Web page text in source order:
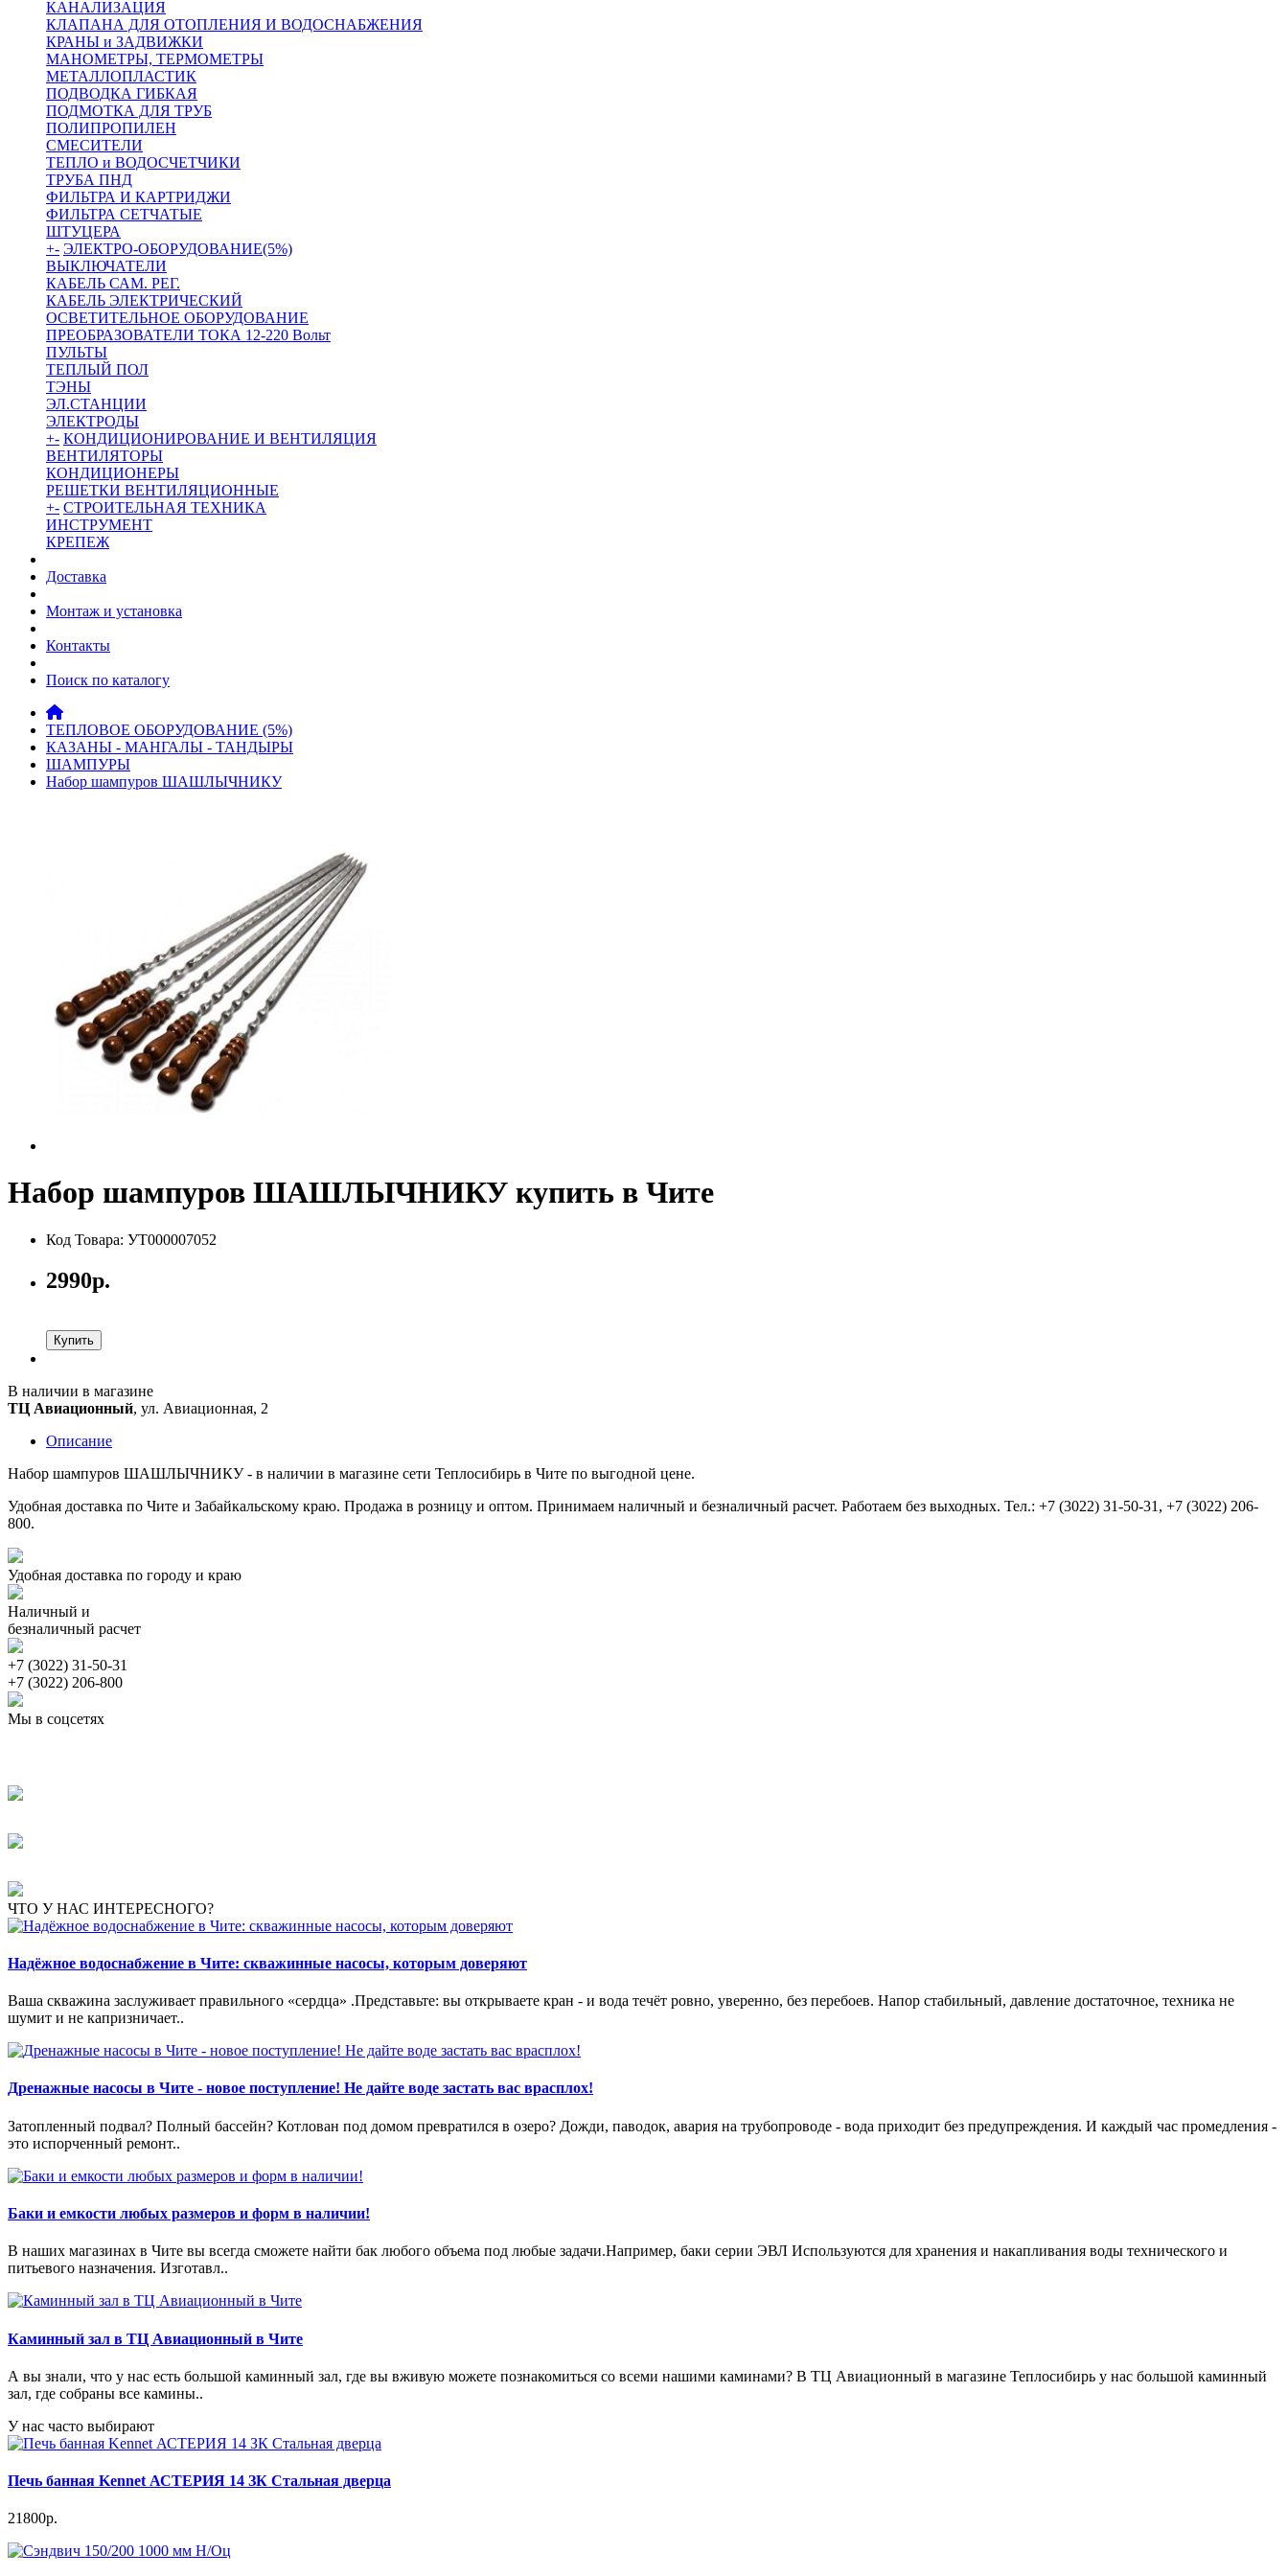
КАНАЛИЗАЦИЯ
КЛАПАНА ДЛЯ ОТОПЛЕНИЯ И ВОДОСНАБЖЕНИЯ
КРАНЫ и ЗАДВИЖКИ
МАНОМЕТРЫ, ТЕРМОМЕТРЫ
МЕТАЛЛОПЛАСТИК
ПОДВОДКА ГИБКАЯ
ПОДМОТКА ДЛЯ ТРУБ
ПОЛИПРОПИЛЕН
СМЕСИТЕЛИ
ТЕПЛО и ВОДОСЧЕТЧИКИ
ТРУБА ПНД
ФИЛЬТРА И КАРТРИДЖИ
ФИЛЬТРА СЕТЧАТЫЕ
ШТУЦЕРА
+- ЭЛЕКТРО-ОБОРУДОВАНИЕ(5%)
ВЫКЛЮЧАТЕЛИ
КАБЕЛЬ САМ. РЕГ.
КАБЕЛЬ ЭЛЕКТРИЧЕСКИЙ
ОСВЕТИТЕЛЬНОЕ ОБОРУДОВАНИЕ
ПРЕОБРАЗОВАТЕЛИ ТОКА 12-220 Вольт
ПУЛЬТЫ
ТЕПЛЫЙ ПОЛ
ТЭНЫ
ЭЛ.СТАНЦИИ
ЭЛЕКТРОДЫ
+- КОНДИЦИОНИРОВАНИЕ И ВЕНТИЛЯЦИЯ
ВЕНТИЛЯТОРЫ
КОНДИЦИОНЕРЫ
РЕШЕТКИ ВЕНТИЛЯЦИОННЫЕ
+- СТРОИТЕЛЬНАЯ ТЕХНИКА
ИНСТРУМЕНТ
КРЕПЕЖ
Доставка
Монтаж и установка
Контакты
Поиск по каталогу
ТЕПЛОВОЕ ОБОРУДОВАНИЕ (5%)
КАЗАНЫ - МАНГАЛЫ - ТАНДЫРЫ
ШАМПУРЫ
Набор шампуров ШАШЛЫЧНИКУ
Набор шампуров ШАШЛЫЧНИКУ купить в Чите
Код Товара: УТ000007052
2990р.
Купить
В наличии в магазине
ТЦ Авиационный, ул. Авиационная, 2
Описание
Набор шампуров ШАШЛЫЧНИКУ - в наличии в магазине сети Теплосибирь в Чите по выгодной цене.
Удобная доставка по Чите и Забайкальскому краю. Продажа в розницу и оптом. Принимаем наличный и безналичный расчет. Работаем без выходных. Тел.: +7 (3022) 31-50-31, +7 (3022) 206-
800.
Удобная доставка по городу и краю
Наличный и
безналичный расчет
+7 (3022) 31-50-31
+7 (3022) 206-800
Мы в соцсетях
ЧТО У НАС ИНТЕРЕСНОГО?
Надёжное водоснабжение в Чите: скважинные насосы, которым доверяют
Ваша скважина заслуживает правильного «сердца» .Представьте: вы открываете кран - и вода течёт ровно, уверенно, без перебоев. Напор стабильный, давление достаточное, техника не
шумит и не капризничает..
Дренажные насосы в Чите - новое поступление! Не дайте воде застать вас врасплох!
Затопленный подвал? Полный бассейн? Котлован под домом превратился в озеро? Дожди, паводок, авария на трубопроводе - вода приходит без предупреждения. И каждый час промедления -
это испорченный ремонт..
Баки и емкости любых размеров и форм в наличии!
В наших магазинах в Чите вы всегда сможете найти бак любого объема под любые задачи.Например, баки серии ЭВЛ Используются для хранения и накапливания воды технического и
питьевого назначения. Изготавл..
Каминный зал в ТЦ Авиационный в Чите
А вы знали, что у нас есть большой каминный зал, где вы вживую можете познакомиться со всеми нашими каминами? В ТЦ Авиационный в магазине Теплосибирь у нас большой каминный
зал, где собраны все камины..
У нас часто выбирают
Печь банная Kennet АСТЕРИЯ 14 ЗК Стальная дверца
21800р.